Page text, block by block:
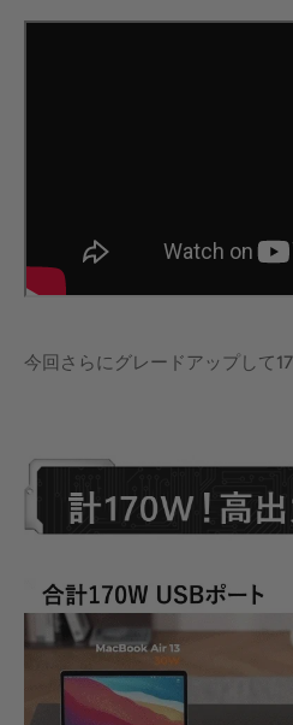
今回さらにグレードアップして